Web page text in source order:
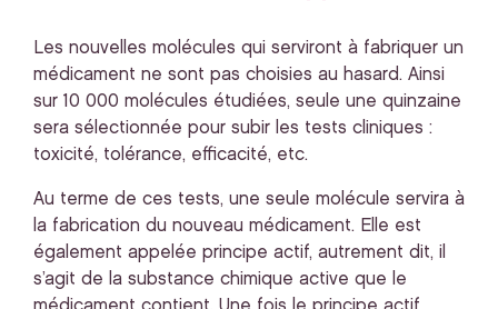
Les nouvelles molécules qui serviront à fabriquer un
médicament ne sont pas choisies au hasard. Ainsi
sur 10 000 molécules étudiées, seule une quinzaine
sera sélectionnée pour subir les tests cliniques :
toxicité, tolérance, efficacité, etc.
Au terme de ces tests, une seule molécule servira à
la fabrication du nouveau médicament. Elle est
également appelée principe actif, autrement dit, il
s’agit de la substance chimique active que le